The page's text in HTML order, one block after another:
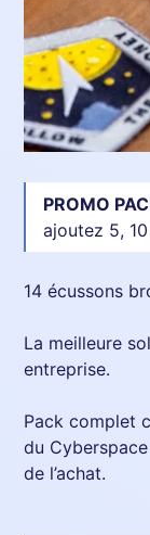
PROMO
ajoutez 5,
14 écussons
La meilleure
entreprise.
Pack complet
du
de l’achat.